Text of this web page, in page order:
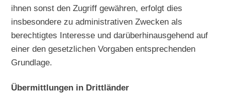
ihnen sonst den Zugriff gewähren, erfolgt dies
insbesondere zu administrativen Zwecken als
berechtigtes Interesse und darüberhinausgehend auf
einer den gesetzlichen Vorgaben entsprechenden
Grundlage.
Übermittlungen in Drittländer